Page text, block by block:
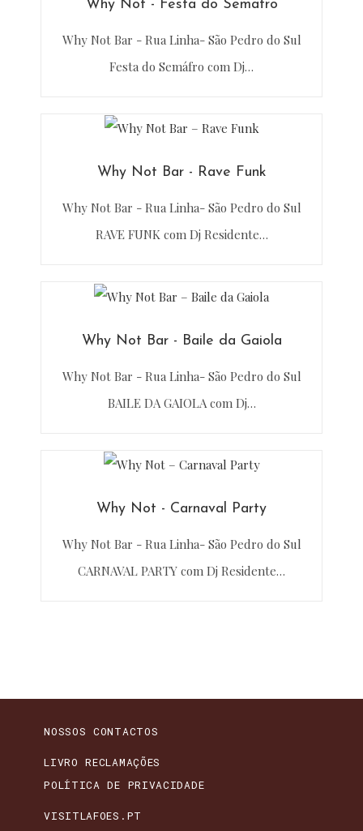
Why Not - Festa do Semafro
Why Not Bar - Rua Linha- São Pedro do Sul
Festa do Semáfro com Dj…
Why Not Bar - Rave Funk
Why Not Bar - Rua Linha- São Pedro do Sul
RAVE FUNK com Dj Residente…
Why Not Bar - Baile da Gaiola
Why Not Bar - Rua Linha- São Pedro do Sul
BAILE DA GAIOLA com Dj…
Why Not - Carnaval Party
Why Not Bar - Rua Linha- São Pedro do Sul
CARNAVAL PARTY com Dj Residente…
NOSSOS CONTACTOS
LIVRO RECLAMAÇÕES
POLÍTICA DE PRIVACIDADE
VISITLAFOES.PT